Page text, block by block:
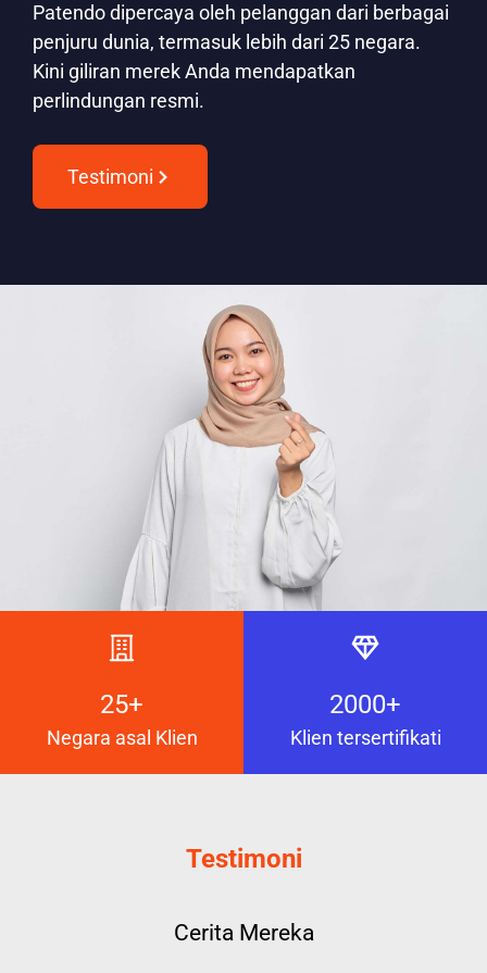
Patendo dipercaya oleh pelanggan dari berbagai
penjuru dunia, termasuk lebih dari 25 negara.
Kini giliran merek Anda mendapatkan
perlindungan resmi.
Testimoni
25+
Negara asal Klien
2000+
Klien tersertifikati
Testimoni
Cerita Mereka